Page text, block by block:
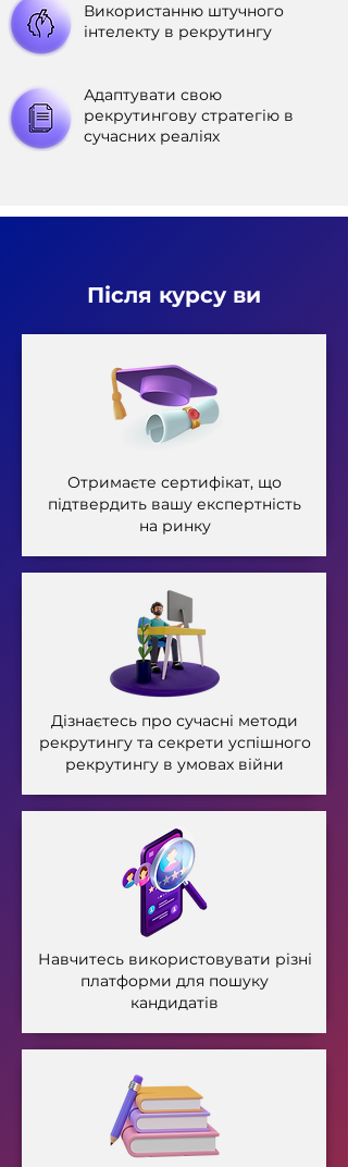
Використанню штучного
інтелекту в рекрутингу
Адаптувати свою
рекрутингову стратегію в
сучасних реаліях
Після курсу ви
Отримаєте сертифікат, що
підтвердить вашу експертність
на ринку
Дізнаєтесь про сучасні методи
рекрутингу та секрети успішного
рекрутингу в умовах війни
Навчитесь використовувати різні
платформи для пошуку
кандидатів